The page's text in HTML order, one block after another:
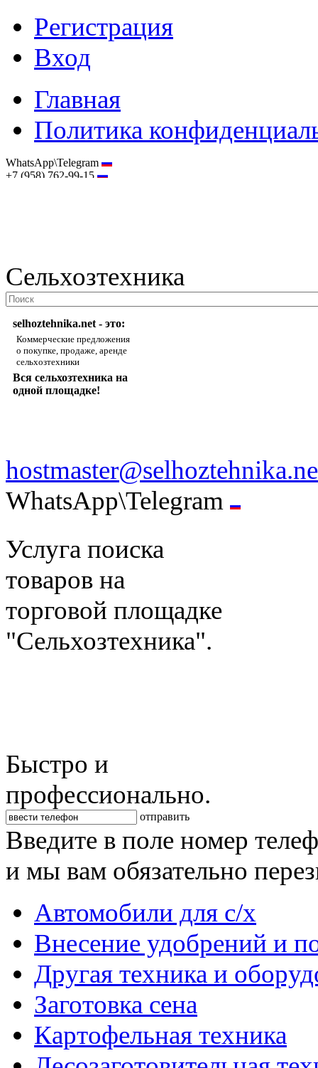
Регистрация
Вход
Главная
Политика
WhatsApp\Telegram
+7 (958) 762-99-15
Сельхозтехника
selhoztehnika.net - это:
Коммерческие предложения
о покупке, продаже, аренде
сельхозтехники
Вся сельхозтехника на
одной площадке!
WhatsApp\Telegram
Услуга поиска
товаров на
торговой площадке
"Сельхозтехника".
Быстро и
профессионально.
отправить
Введите в поле номер
и мы вам обязательно
Автомобили для с/х
Внесение удобрений и
Другая техника и
Заготовка сена
Картофельная техника